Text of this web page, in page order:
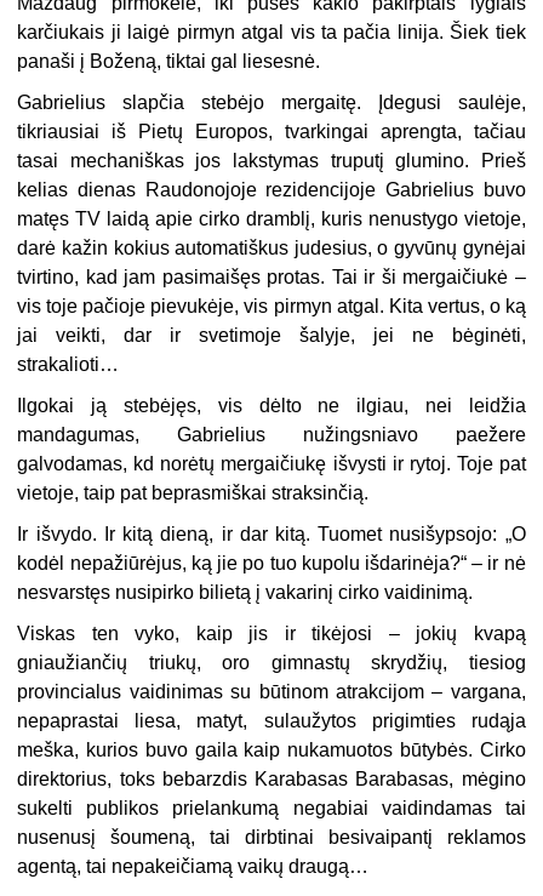
karčiukais ji laigė pirmyn atgal vis ta pačia linija. Šiek tiek
panaši į Boženą, tiktai gal liesesnė.
Gabrielius slapčia stebėjo mergaitę. Įdegusi saulėje,
tikriausiai iš Pietų Europos, tvarkingai aprengta, tačiau
tasai mechaniškas jos lakstymas truputį glumino. Prieš
kelias dienas Raudonojoje rezidencijoje Gabrielius buvo
matęs TV laidą apie cirko dramblį, kuris nenustygo vietoje,
darė kažin kokius automatiškus judesius, o gyvūnų gynėjai
tvirtino, kad jam pasimaišęs protas. Tai ir ši mergaičiukė –
vis toje pačioje pievukėje, vis pirmyn atgal. Kita vertus, o ką
jai veikti, dar ir svetimoje šalyje, jei ne bėginėti,
strakalioti…
Ilgokai ją stebėjęs, vis dėlto ne ilgiau, nei leidžia
mandagumas, Gabrielius nužingsniavo paežere
galvodamas, kd norėtų mergaičiukę išvysti ir rytoj. Toje pat
vietoje, taip pat beprasmiškai straksinčią.
Ir išvydo. Ir kitą dieną, ir dar kitą. Tuomet nusišypsojo: „O
kodėl nepažiūrėjus, ką jie po tuo kupolu išdarinėja?“ – ir nė
nesvarstęs nusipirko bilietą į vakarinį cirko vaidinimą.
Viskas ten vyko, kaip jis ir tikėjosi – jokių kvapą
gniaužiančių triukų, oro gimnastų skrydžių, tiesiog
provincialus vaidinimas su būtinom atrakcijom – vargana,
nepaprastai liesa, matyt, sulaužytos prigimties rudąja
meška, kurios buvo gaila kaip nukamuotos būtybės. Cirko
direktorius, toks bebarzdis Karabasas Barabasas, mėgino
sukelti publikos prielankumą negabiai vaidindamas tai
nusenusį šoumeną, tai dirbtinai besivaipantį reklamos
agentą, tai nepakeičiamą vaikų draugą…